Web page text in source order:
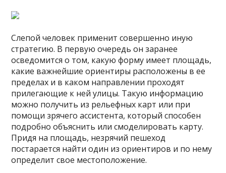
Слепой человек применит совершенно иную
стратегию. В первую очередь он заранее
осведомится о том, какую форму имеет площадь,
какие важнейшие ориентиры расположены в ее
пределах и в каком направлении проходят
прилегающие к ней улицы. Такую информацию
можно получить из рельефных карт или при
помощи зрячего ассистента, который способен
подробно объяснить или смоделировать карту.
Придя на площадь, незрячий пешеход
постарается найти один из ориентиров и по нему
определит свое местоположение.